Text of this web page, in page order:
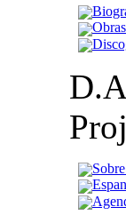
D.A.